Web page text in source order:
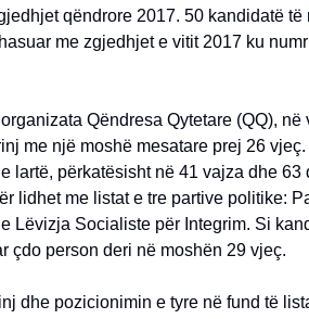
qëndrore 2017. 50 kandidatë të
me zgjedhjet e vitit 2017 ku
Qëndresa Qytetare (QQ), në
me një moshë mesatare prej 26
lartë, përkatësisht në 41 vajza dhe 63
lidhet me listat e tre partive politike:
Lëvizja Socialiste për Integrim. Si
çdo person deri në moshën 29 vjeç.
dhe pozicionimin e tyre në fund të